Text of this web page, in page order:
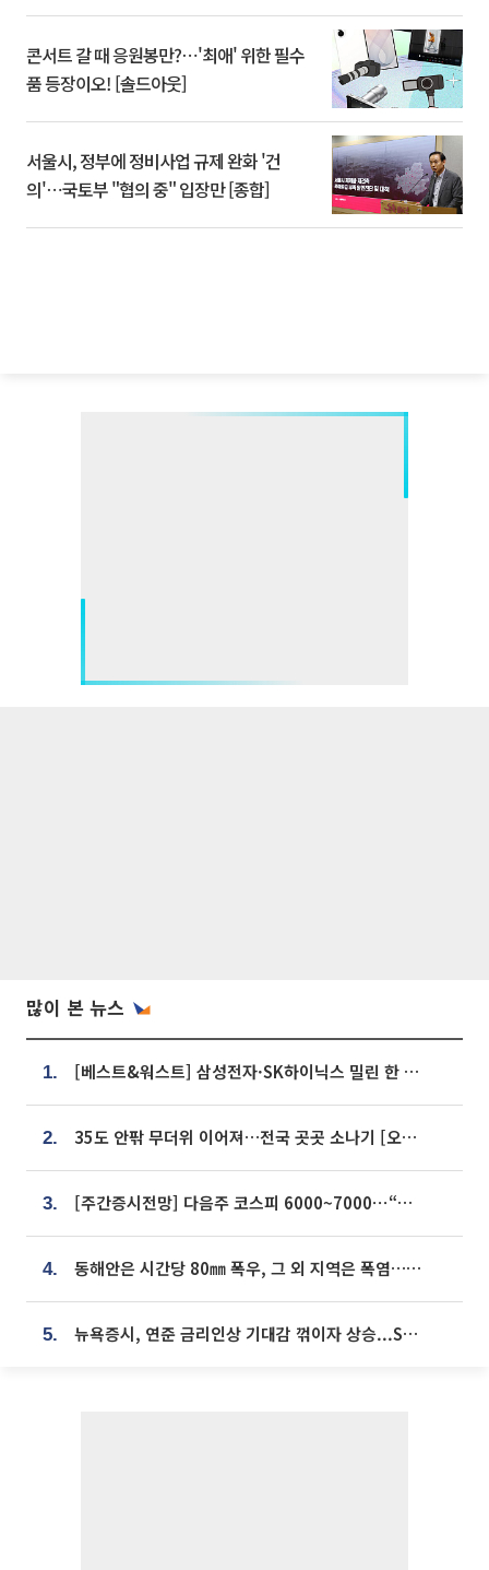
콘서트 갈 때 응원봉만?⋯'최애' 위한 필수
품 등장이오! [솔드아웃]
서울시, 정부에 정비사업 규제 완화 '건
의'⋯국토부 "협의 중" 입장만 [종합]
많이 본 뉴스
1. [베스트&워스트] 삼성전자·SK하이닉스 밀린 한 주…상상인증권은 85% 급등
2. 35도 안팎 무더위 이어져…전국 곳곳 소나기 [오늘 날씨]
3. [주간증시전망] 다음주 코스피 6000~7000⋯“外人 수급은 정책이 변수”
4. 동해안은 시간당 80㎜ 폭우, 그 외 지역은 폭염…‘극과 극 날씨’
5. 뉴욕증시, 연준 금리인상 기대감 꺾이자 상승...S&P500 사상 최고치 [종합]